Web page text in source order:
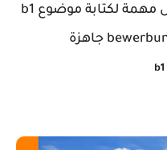
جمل مهمة لكتابة موضوع b1
نماذج bewerbung جاهزة